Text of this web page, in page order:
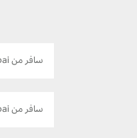
سافر من Dubai إلى كولومبو
سافر من Dubai إلى بغداد